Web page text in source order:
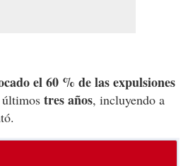
el 60 % de las expulsiones
tres años, incluyendo a